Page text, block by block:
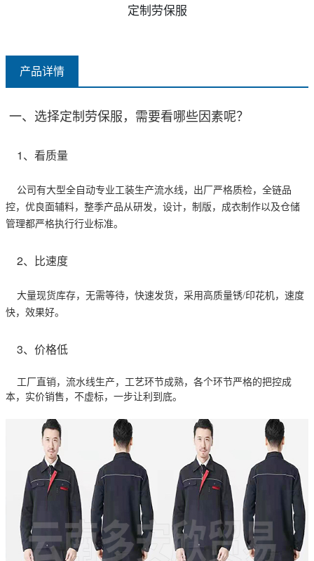
定制劳保服
产品详情
一、选择定制劳保服，需要看哪些因素呢？
1、看质量
公司有大型全自动专业工装生产流水线，出厂严格质检，全链品
控，优良面辅料，整季产品从研发，设计，制版，成衣制作以及仓储
管理都严格执行行业标准。
2、比速度
大量现货库存，无需等待，快速发货，采用高质量锈/印花机，速度
快，效果好。
3、价格低
工厂直销，流水线生产，工艺环节成熟，各个环节严格的把控成
本，实价销售，不虚标，一步让利到底。